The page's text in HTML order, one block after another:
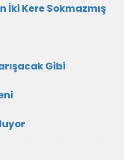
İki Kere Sokmazmış
Gibi